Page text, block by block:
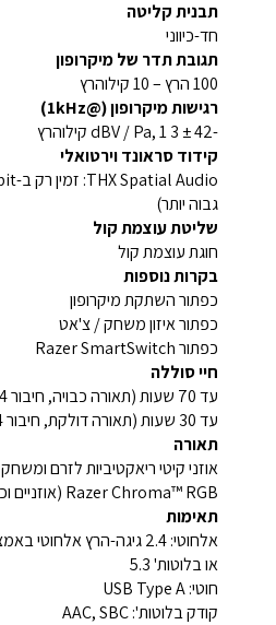
תבנית קליטה
חד-כיווני
תגובת תדר של מיקרופון
100 הרץ – 10 קילוהרץ
רגישות מיקרופון (@1kHz)
-42 ± 3 dBV / Pa, 1 קילוהרץ
קידוד סראונד וירטואלי
גבוה יותר)
שליטת עוצמת קול
חוגת עוצמת קול
בקרות נוספות
כפתור השתקת מיקרופון
כפתור איזון משחק / צ'אט
כפתור Razer SmartSwitch
חיי סוללה
עד 70 שעות (תאורה כבויה, חיבור 2.4 גיגה-הרץ)
עד 30 שעות (תאורה דולקת, חיבור 2.4 גיגה-הרץ)
תאורה
אוזני קיטי ריאקטיביות לזרם ומשחק
Razer Chroma™ RGB (אוזניים וכריות אוזן)
תאימות
או בלוטות' 5.3
חוטי: USB Type A
קודק בלוטות': AAC, SBC